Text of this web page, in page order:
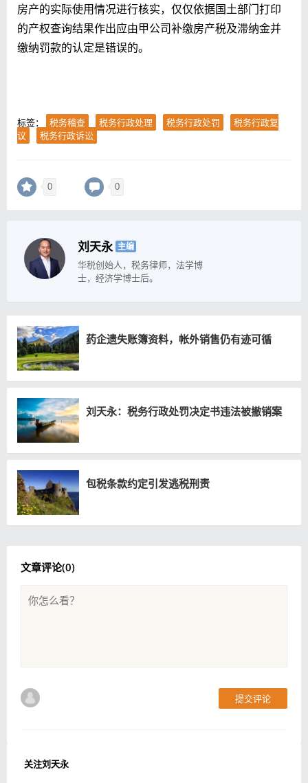
房产的实际使用情况进行核实，仅仅依据国土部门打印
的产权查询结果作出应由甲公司补缴房产税及滞纳金并
缴纳罚款的认定是错误的。
标签： 税务稽查 税务行政处理 税务行政处罚
税务行政复
议
税务行政诉讼
0 0
刘天永 主编
华税创始人，税务律师，法学博
士，经济学博士后。
药企遗失账簿资料，帐外销售仍有迹可循
刘天永：税务行政处罚决定书违法被撤销案
包税条款约定引发逃税刑责
文章评论(0)
提交评论
关注刘天永